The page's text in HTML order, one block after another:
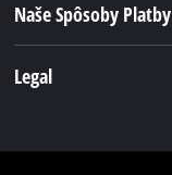
Naše Spôsoby Platby
Legal